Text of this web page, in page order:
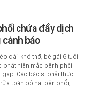
chứa đầy dịch
báo
dài, khó thở, bé gái 6 tuổi
phát hiện mắc bệnh phổi
gặp. Các bác sĩ phải thực
toàn bộ hai bên phổi,…